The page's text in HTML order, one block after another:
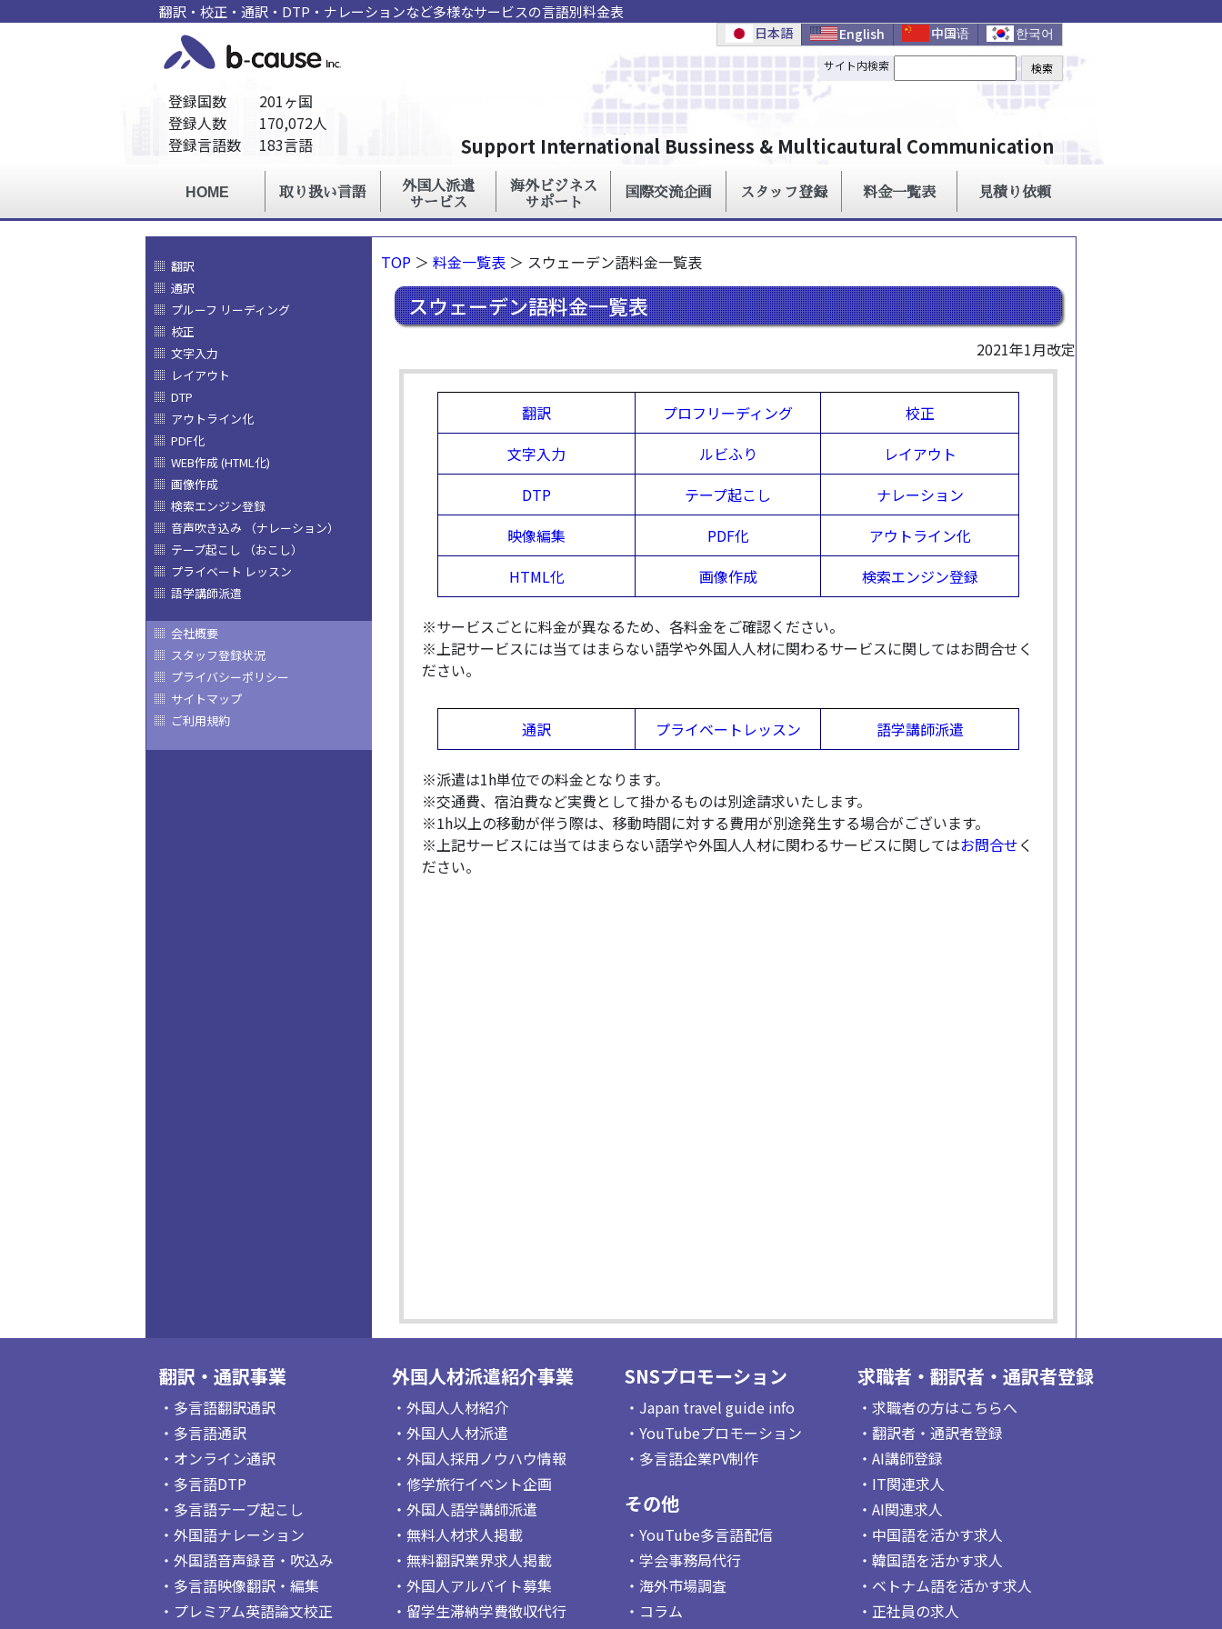
翻訳・校正・通訳・DTP・ナレーションなど多様なサービスの言語別料金表
TOP ＞ 料金一覧表 ＞ スウェーデン語料金一覧表
スウェーデン語料金一覧表
2021年1月改定
翻訳 プロフリーディング
校正
文字入力
ルビふり
レイアウト
DTP
テープ起こし
ナレーション
映像編集
PDF化
アウトライン化
HTML化
画像作成 検索エンジン登録
※サービスごとに料金が異なるため、各料金をご確認ください。
※上記サービスには当てはまらない語学や外国人人材に関わるサービスに関してはお問合せく
ださい。
通訳 プライベートレッスン 語学講師派遣
※派遣は1h単位での料金となります。
※交通費、宿泊費など実費として掛かるものは別途請求いたします。
※1h以上の移動が伴う際は、移動時間に対する費用が別途発生する場合がございます。
※上記サービスには当てはまらない語学や外国人人材に関わるサービスに関してはお問合せく
ださい。